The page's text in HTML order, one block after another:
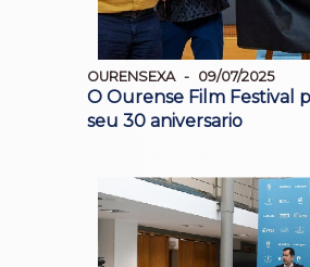
OURENSEXA 09/07/2025
O Ourense Film Festival
seu 30 aniversario